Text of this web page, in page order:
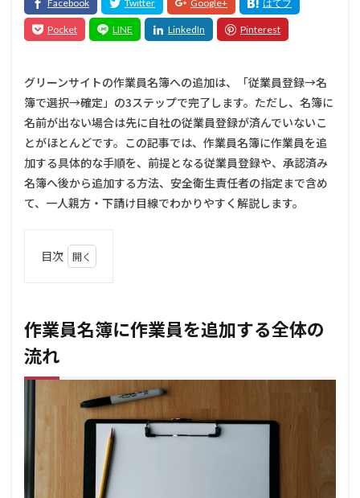
グリーンサイトの作業員名簿への追加は、「従業員登録→名
簿で選択→確定」の3ステップで完了します。ただし、名簿に
名前が出ない場合は先に自社の従業員登録が済んでいないこ
とがほとんどです。この記事では、作業員名簿に作業員を追
加する具体的な手順を、前提となる従業員登録や、承認済み
名簿へ後から追加する方法、安全衛生責任者の指定まで含め
て、一人親方・下請け目線でわかりやすく解説します。
目次
簿に
作業
員を
追加
する
の流
れ
手順
作業員名簿に作業員を追加する全体の
流れ